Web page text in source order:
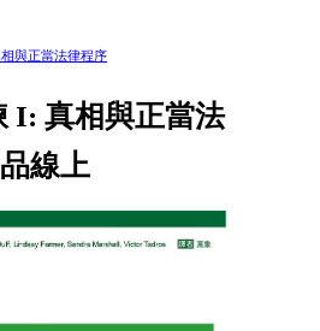
與正當法律程序
I: 真相與正當法
線上